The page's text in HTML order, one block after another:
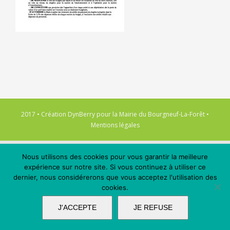
2017 • Création DynBerry pour la Mairie du Bourgneuf-La-Forêt •
Mentions légales
Nous utilisons des cookies pour vous garantir la meilleure
expérience sur notre site. Si vous continuez à utiliser ce
dernier, nous considérerons que vous acceptez l'utilisation des
cookies.
J'ACCEPTE JE REFUSE